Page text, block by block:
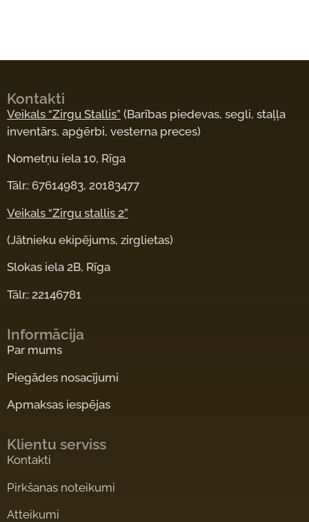
Kontakti
Veikals “Zirgu Stallis” (Barības piedevas, segli, staļļa
inventārs, apģērbi, vesterna preces)
Nometņu iela 10, Rīga
Tālr.: 67614983, 20183477
Veikals “Zirgu stallis 2”
(Jātnieku ekipējums, zirglietas)
Slokas iela 2B, Rīga
Tālr.: 22146781
Informācija
Par mums
Piegādes nosacījumi
Apmaksas iespējas
Klientu serviss
Kontakti
Pirkšanas noteikumi
Atteikumi